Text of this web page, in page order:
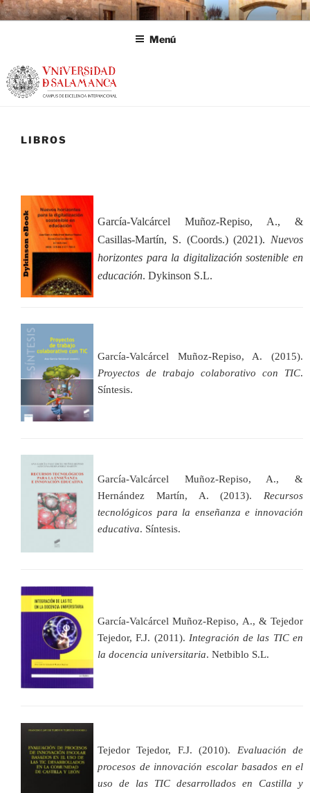
Saltar
al
Menú
LIBROS
García-Valcárcel Muñoz-Repiso, A., &
Casillas-Martín, S. (Coords.) (2021). Nuevos
horizontes para la digitalización sostenible en
educación. Dykinson S.L.
García-Valcárcel Muñoz-Repiso, A. (2015).
Proyectos de trabajo colaborativo con TIC.
Síntesis.
García-Valcárcel Muñoz-Repiso, A., &
Hernández Martín, A. (2013). Recursos
tecnológicos para la enseñanza e innovación
educativa. Síntesis.
García-Valcárcel Muñoz-Repiso, A., & Tejedor
Tejedor, F.J. (2011). Integración de las TIC en
la docencia universitaria. Netbiblo S.L.
Tejedor Tejedor, F.J. (2010). Evaluación de
procesos de innovación escolar basados en el
uso de las TIC desarrollados en Castilla y